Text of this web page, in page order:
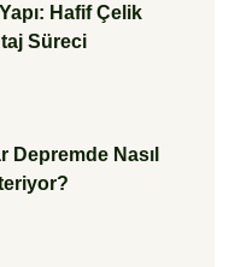
Hafif Çelik
Süreci
Depremde Nasıl